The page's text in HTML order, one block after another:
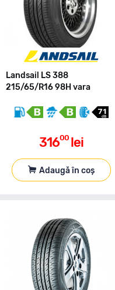
Landsail LS 388
215/65/R16 98H vara
31600 lei
Adaugă în coș